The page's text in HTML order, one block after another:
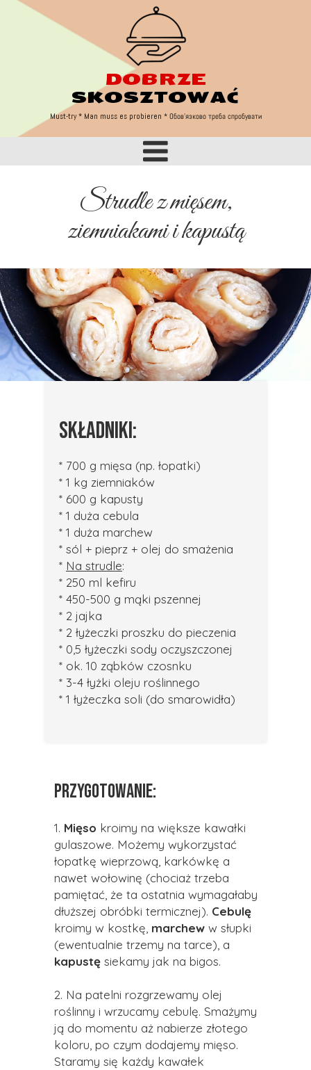
PRZYGOTOWANIE:
1. Mięso kroimy na większe kawałki
gulaszowe. Możemy wykorzystać
łopatkę wieprzową, karkówkę a
nawet wołowinę (chociaż trzeba
pamiętać, że ta ostatnia wymagałaby
dłuższej obróbki termicznej). Cebulę
kroimy w kostkę, marchew w słupki
(ewentualnie trzemy na tarce), a
kapustę siekamy jak na bigos.
2. Na patelni rozgrzewamy olej
roślinny i wrzucamy cebulę. Smażymy
ją do momentu aż nabierze złotego
koloru, po czym dodajemy mięso.
Staramy się każdy kawałek
Strudle z mięsem,
ziemniakami i kapustą
SKŁADNIKI:
* 700 g mięsa (np. łopatki)
* 1 kg ziemniaków
* 600 g kapusty
* 1 duża cebula
* 1 duża marchew
* sól + pieprz + olej do smażenia
* Na strudle:
* 250 ml kefiru
* 450-500 g mąki pszennej
* 2 jajka
* 2 łyżeczki proszku do pieczenia
* 0,5 łyżeczki sody oczyszczonej
* ok. 10 ząbków czosnku
* 3-4 łyżki oleju roślinnego
* 1 łyżeczka soli (do smarowidła)
DOBRZE
SKOSZTOWAĆ
Must-try * Man muss es probieren * Обов'язково треба спробувати
Must try